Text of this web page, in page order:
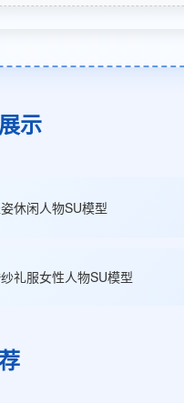
示
休闲人物SU模型
礼服女性人物SU模型